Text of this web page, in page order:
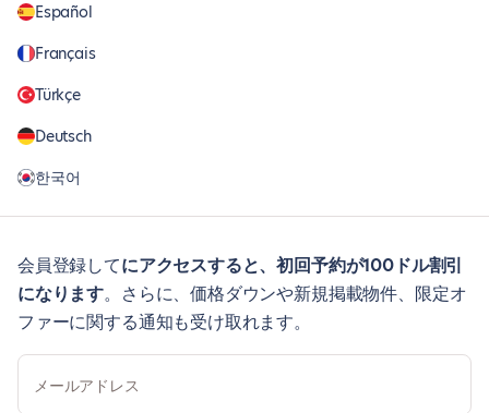
Español
Français
Türkçe
Deutsch
한국어
会員登録してにアクセスすると、初回予約が100ドル割引
になります。さらに、価格ダウンや新規掲載物件、限定オ
ファーに関する通知も受け取れます。
メールアドレス